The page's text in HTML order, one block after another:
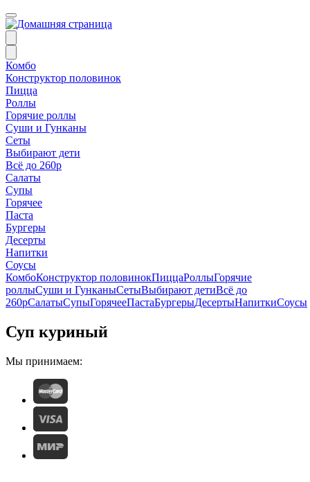
Комбо
Конструктор половинок
Пицца
Роллы
Горячие роллы
Суши и Гунканы
Сеты
Выбирают дети
Всё до 260р
Салаты
Супы
Горячее
Паста
Бургеры
Десерты
Напитки
Соусы
КомбоКонструктор половинокПиццаРоллыГорячие
роллыСуши и ГунканыСетыВыбирают детиВсё до
260рСалатыСупыГорячееПастаБургерыДесертыНапиткиСоусы
Суп куриный
Мы принимаем: